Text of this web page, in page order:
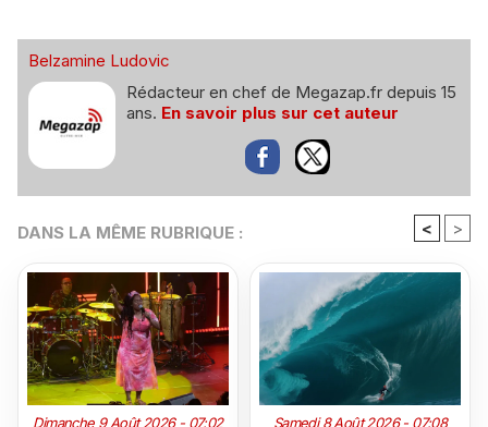
Belzamine Ludovic
Rédacteur en chef de Megazap.fr depuis 15
ans. En savoir plus sur cet auteur
DANS LA MÊME RUBRIQUE : < >
Dimanche 9 Août 2026 - 07:02 Samedi 8 Août 2026 - 07:08